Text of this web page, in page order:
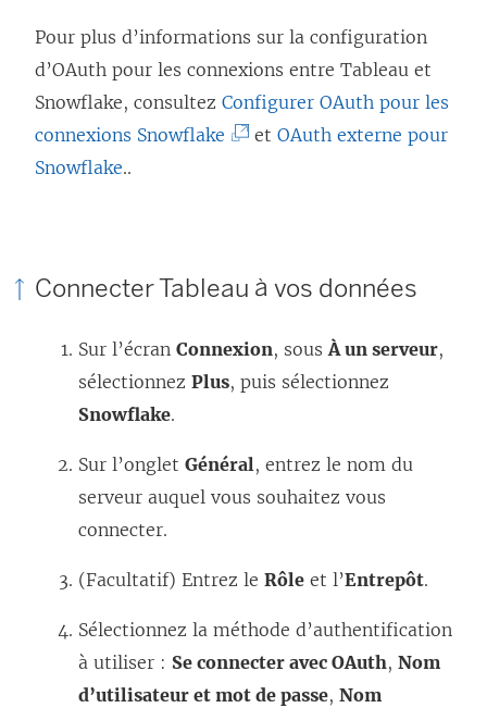
f
e
n
ê
Pour plus d’informations sur la configuration
d’OAuth pour les connexions entre Tableau et
Snowflake, consultez Configurer OAuth pour les
connexions Snowflake
e
s
’
u
v
d
a
n
s
et OAuth externe pour
Snowflake..
Connecter Tableau à vos données
Sur l’écran Connexion, sousÀ un serveur,
sélectionnez Plus, puis sélectionnez
Snowflake.
Sur l’onglet Général, entrez le nom du
serveur auquel vous souhaitez vous
connecter.
(Facultatif) Entrez le Rôle et l’Entrepôt.
Sélectionnez la méthode d’authentification
à utiliser : Se connecter avec OAuth, Nom
d’utilisateur et mot de passe, Nom